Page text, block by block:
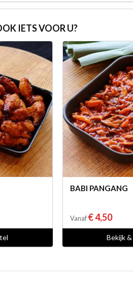
IETS VOOR U?
BABI PANGANG
Vanaf € 4,50
Bekijk